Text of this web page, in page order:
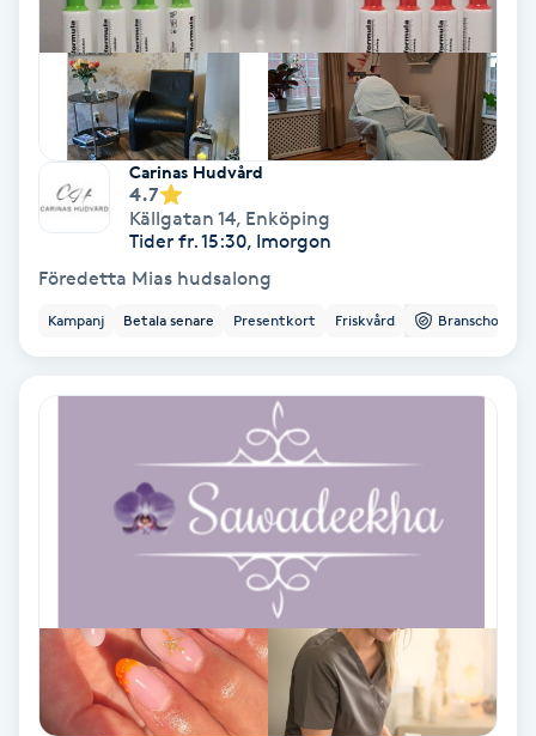
Nagelförlängning gelé
Nagelförlängning glasfiber
Nagelförlängning silke
Nagelförstärkning
Nagelsvamp
Naglar borttagning
Naglar reparation
Naprapati
Carinas Hudvård
4.7
Källgatan 14, Enköping
Tider fr. 15:30, Imorgon
Föredetta Mias hudsalong
Kampanj Betala senare Presentkort Friskvård Branschorg.